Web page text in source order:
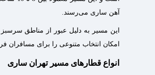
آهن ساری می‌رسند.
این مسیر به‌ دلیل عبور از مناطق
امکان انتخاب‌ متنوعی را برای مسافران
انواع قطارهای مسیر تهران ساری